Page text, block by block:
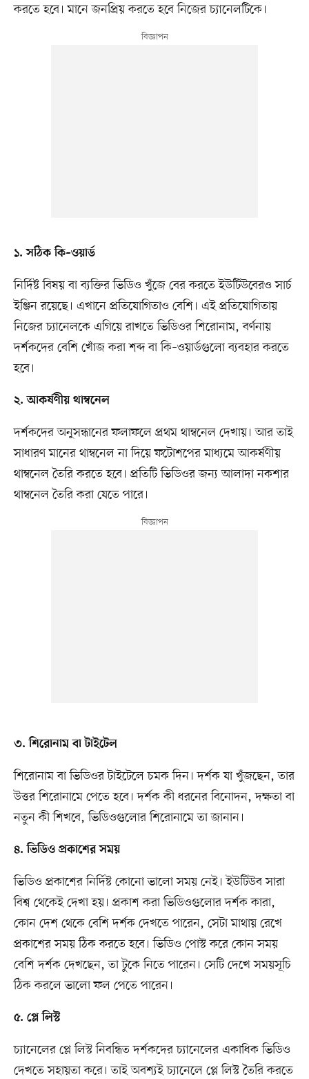
করতে হবে। মানে জনপ্রিয় করতে হবে নিজের চ্যানেলটিকে।
১. সঠিক কি–ওয়ার্ড
নির্দিষ্ট বিষয় বা ব্যক্তির ভিডিও খুঁজে বের করতে ইউটিউবেরও সার্চ
ইঞ্জিন রয়েছে। এখানে প্রতিযোগিতাও বেশি। এই প্রতিযোগিতায়
নিজের চ্যানেলকে এগিয়ে রাখতে ভিডিওর শিরোনাম, বর্ণনায়
দর্শকদের বেশি খোঁজ করা শব্দ বা কি–ওয়ার্ডগুলো ব্যবহার করতে
হবে।
২. আকর্ষণীয় থাম্বনেল
দর্শকদের অনুসন্ধানের ফলাফলে প্রথম থাম্বনেল দেখায়। আর তাই
সাধারণ মানের থাম্বনেল না দিয়ে ফটোশপের মাধ্যমে আকর্ষণীয়
থাম্বনেল তৈরি করতে হবে। প্রতিটি ভিডিওর জন্য আলাদা নকশার
থাম্বনেল তৈরি করা যেতে পারে।
৩. শিরোনাম বা টাইটেল
শিরোনাম বা ভিডিওর টাইটেলে চমক দিন। দর্শক যা খুঁজছেন, তার
উত্তর শিরোনামে পেতে হবে। দর্শক কী ধরনের বিনোদন, দক্ষতা বা
নতুন কী শিখবে, ভিডিওগুলোর শিরোনামে তা জানান।
৪. ভিডিও প্রকাশের সময়
ভিডিও প্রকাশের নির্দিষ্ট কোনো ভালো সময় নেই। ইউটিউব সারা
বিশ্ব থেকেই দেখা হয়। প্রকাশ করা ভিডিওগুলোর দর্শক কারা,
কোন দেশ থেকে বেশি দর্শক দেখতে পারেন, সেটা মাথায় রেখে
প্রকাশের সময় ঠিক করতে হবে। ভিডিও পোস্ট করে কোন সময়
বেশি দর্শক দেখছেন, তা টুকে নিতে পারেন। সেটি দেখে সময়সূচি
ঠিক করলে ভালো ফল পেতে পারেন।
৫. প্লে লিস্ট
চ্যানেলের প্লে লিস্ট নিবন্ধিত দর্শকদের চ্যানেলের একাধিক ভিডিও
দেখতে সহায়তা করে। তাই অবশ্যই চ্যানেলে প্লে লিস্ট তৈরি করতে